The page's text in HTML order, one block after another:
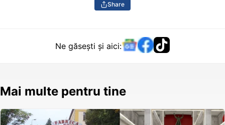
Share
Ne găsești și aici:
Mai multe pentru tine